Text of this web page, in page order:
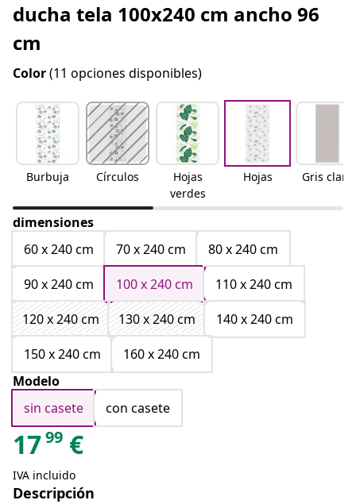
ducha tela 100x240 cm ancho 96
cm
Color(11 opciones disponibles)
Burbuja Círculos
Hojas
verdes
Hojas Gris claro
dimensiones
60 x 240 cm
70 x 240 cm
80 x 240 cm
90 x 240 cm
100 x 240 cm
110 x 240 cm
120 x 240 cm
130 x 240 cm
140 x 240 cm
150 x 240 cm
160 x 240 cm
Modelo
sin casete
con casete
1799 €
IVA incluido
Descripción